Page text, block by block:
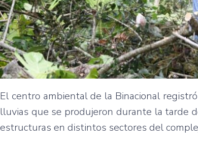
El centro ambiental de la Binacional
lluvias que se produjeron durante la tarde
estructuras en distintos sectores del